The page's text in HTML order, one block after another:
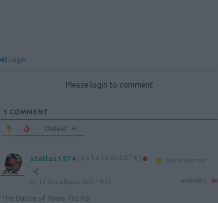
Login
Please login to comment
1 COMMENT
Oldest
stelios1974 Active Member
10 Οκτωβρίου 2025 19:23
The Battle of Tours 732 AD